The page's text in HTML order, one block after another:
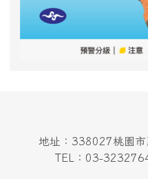
地址：338027桃園市
TEL：03-